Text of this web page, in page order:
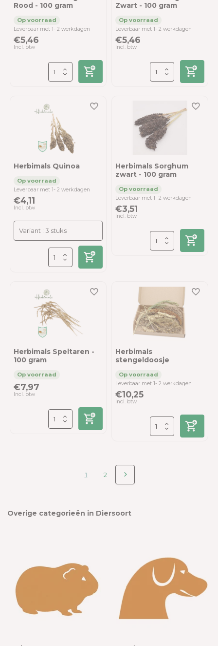
Rood - 100 gram
Leverbaar met 1- 2 werkdagen
€5,46
Incl. btw
Zwart - 100 gram
Leverbaar met 1- 2 werkdagen
€5,46
Incl. btw
Herbimals Quinoa
Leverbaar met 1- 2 werkdagen
€4,11
Incl. btw
Herbimals Sorghum
zwart - 100 gram
Leverbaar met 1- 2 werkdagen
€3,51
Incl. btw
Herbimals Speltaren -
100 gram
€7,97
Incl. btw
Herbimals
stengeldoosje
Leverbaar met 1- 2 werkdagen
€10,25
Incl. btw
1 2
Overige categorieën in Diersoort